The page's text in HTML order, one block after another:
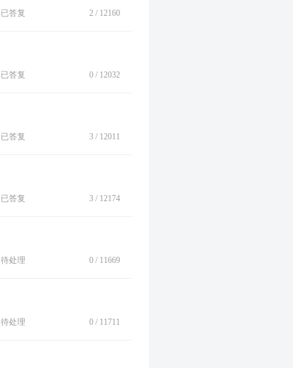
已答复 2 / 12160
已答复 0 / 12032
已答复 3 / 12011
已答复 3 / 12174
待处理 0 / 11669
待处理 0 / 11711